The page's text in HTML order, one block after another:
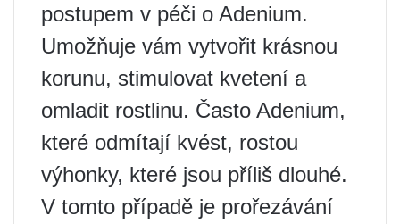
postupem v péči o Adenium.
Umožňuje vám vytvořit krásnou
korunu, stimulovat kvetení a
omladit rostlinu. Často Adenium,
které odmítají kvést, rostou
výhonky, které jsou příliš dlouhé.
V tomto případě je prořezávání